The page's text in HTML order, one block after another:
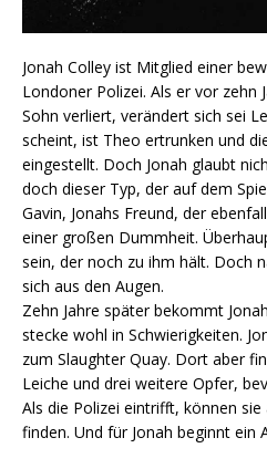
Jonah Colley ist Mitglied einer
Londoner Polizei. Als er vor zehn
Sohn verliert, verändert sich sei
scheint, ist Theo ertrunken und
eingestellt. Doch Jonah glaubt
doch dieser Typ, der auf dem
Gavin, Jonahs Freund, der
einer großen Dummheit.
sein, der noch zu ihm hält. Doch
sich aus den Augen.
Zehn Jahre später bekommt
stecke wohl in Schwierigkeiten.
zum Slaughter Quay. Dort aber
Leiche und drei weitere Opfer,
Als die Polizei eintrifft, können
finden. Und für Jonah beginnt ein